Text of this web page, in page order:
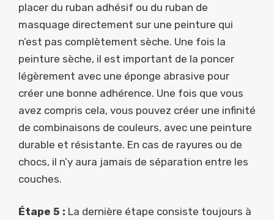
placer du ruban adhésif ou du ruban de
masquage directement sur une peinture qui
n’est pas complètement sèche. Une fois la
peinture sèche, il est important de la poncer
légèrement avec une éponge abrasive pour
créer une bonne adhérence. Une fois que vous
avez compris cela, vous pouvez créer une infinité
de combinaisons de couleurs, avec une peinture
durable et résistante. En cas de rayures ou de
chocs, il n’y aura jamais de séparation entre les
couches.
Étape 5 : La dernière étape consiste toujours à